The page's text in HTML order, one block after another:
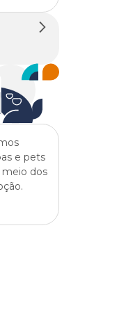
e pets
meio dos